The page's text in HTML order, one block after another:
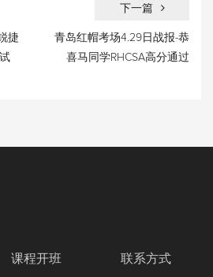
捷
下一篇
青岛红帽考场4.29日战报-恭
喜马同学RHCSA高分通过
课程开班 联系方式